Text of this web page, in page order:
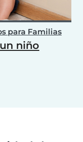
para Familias
niño